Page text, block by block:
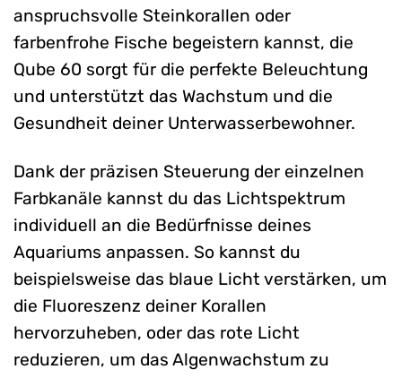
anspruchsvolle Steinkorallen oder
farbenfrohe Fische begeistern kannst, die
Qube 60 sorgt für die perfekte Beleuchtung
und unterstützt das Wachstum und die
Gesundheit deiner Unterwasserbewohner.
Dank der präzisen Steuerung der einzelnen
Farbkanäle kannst du das Lichtspektrum
individuell an die Bedürfnisse deines
Aquariums anpassen. So kannst du
beispielsweise das blaue Licht verstärken, um
die Fluoreszenz deiner Korallen
hervorzuheben, oder das rote Licht
reduzieren, um das Algenwachstum zu